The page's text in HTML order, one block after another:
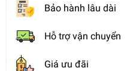
Bảo hành lâu dài
Hỗ trợ vận chuyển
Giá ưu đãi